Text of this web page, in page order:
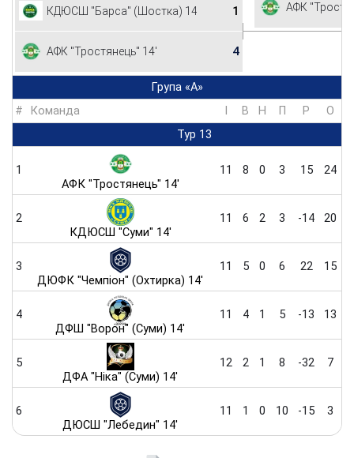
КДЮСШ "Барса" (Шостка) 14' 1
АФК "Тростянець" 14' 4
АФК
Група «А»
#
Команда I В Н П Р
O
Тур 13
1
АФК "Тростянець" 14'
11 8 0 3 15 24
2
КДЮСШ "Суми" 14'
11 6 2 3 -14 20
3
ДЮФК "Чемпіон" (Охтирка) 14'
11 5 0 6 22 15
4
ДФШ "Ворон" (Суми) 14'
11 4 1 5 -13 13
5
ДФА "Ніка" (Суми) 14'
12 2 1 8 -32 7
6
ДЮСШ "Лебедин" 14'
11 1 0 10 -15 3